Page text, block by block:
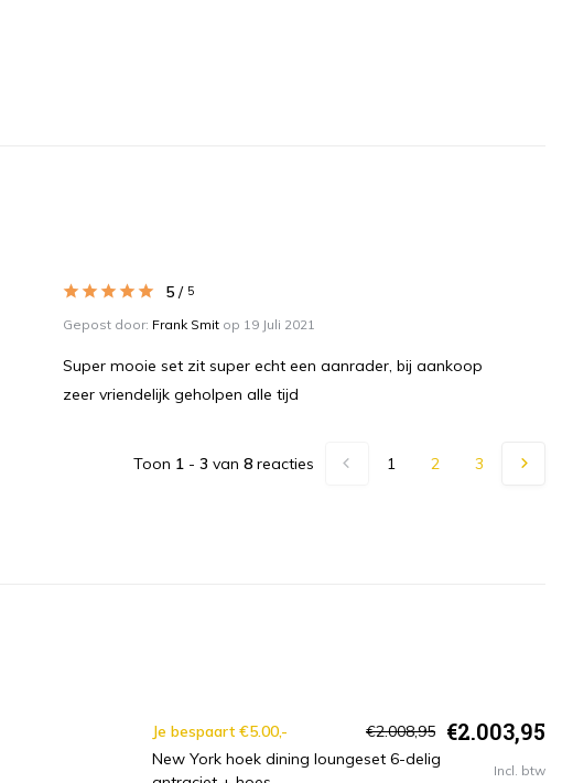
5 / 5
Gepost door: Frank Smit op 19 Juli 2021
Super mooie set zit super echt een aanrader, bij aankoop
zeer vriendelijk geholpen alle tijd
Toon 1 - 3 van 8 reacties 1 2 3
Je bespaart €5.00,- €2.008,95 €2.003,95
New York hoek dining loungeset 6-delig
Incl. btw